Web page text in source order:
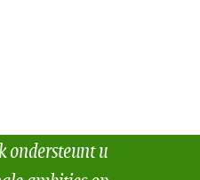
ondersteunt u